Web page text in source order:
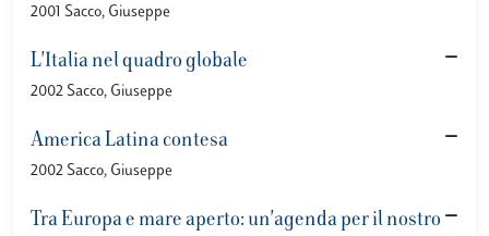
2001 Sacco, Giuseppe
L'Italia nel quadro globale
2002 Sacco, Giuseppe
America Latina contesa
2002 Sacco, Giuseppe
Tra Europa e mare aperto: un'agenda per il nostro